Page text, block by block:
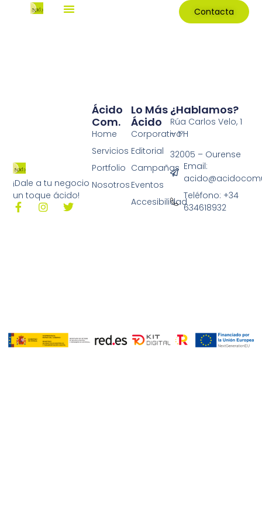
Contacta
¡Dale a tu negocio
un toque ácido!
Lo Más
Ácido
Corporativo
Editorial
Campañas
Eventos
Accesibilidad
Ácido
Com.
Home
Servicios
Portfolio
Nosotros
¿Hablamos?
Rúa Carlos Velo, 1
– 1ºH
32005 – Ourense
Email:
Teléfono: +34
634618932